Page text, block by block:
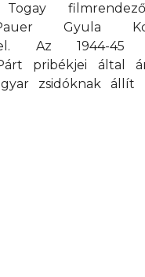
Gyula
Az 1944-
Párt pribékjei által
zsidóknak állít